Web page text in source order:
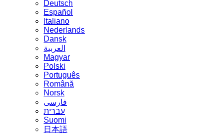
Deutsch
Español
Italiano
Nederlands
Dansk
العربية
Magyar
Polski
Português
Română
Norsk
فارسی
עברית
Suomi
日本語